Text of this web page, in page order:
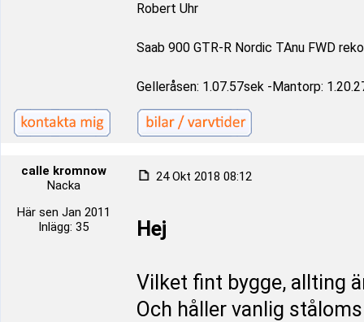
Robert Uhr
Saab 900 GTR-R Nordic TAnu FWD
Gelleråsen: 1.07.57sek -Mantorp:
calle kromnow
Nacka
Här sen Jan 2011
Inlägg: 35
24 Okt 2018 08:12
Hej
Vilket fint bygge, allting
Och håller vanlig